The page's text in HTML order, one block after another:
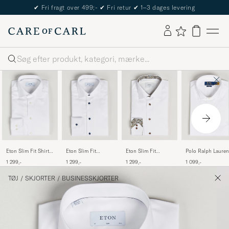
The Care of Carl Passport
Søg
Eton Slim Fit Shirt
1 299,-
Eton Slim Fit
White
1 299,-
Eton Slim Fit
Contrast Shirt White
1 299,-
Polo Ralph Lauren
Away Dress Shirt
1 099,-
TØJ / SKJORTER / BUSINESSKJORTER